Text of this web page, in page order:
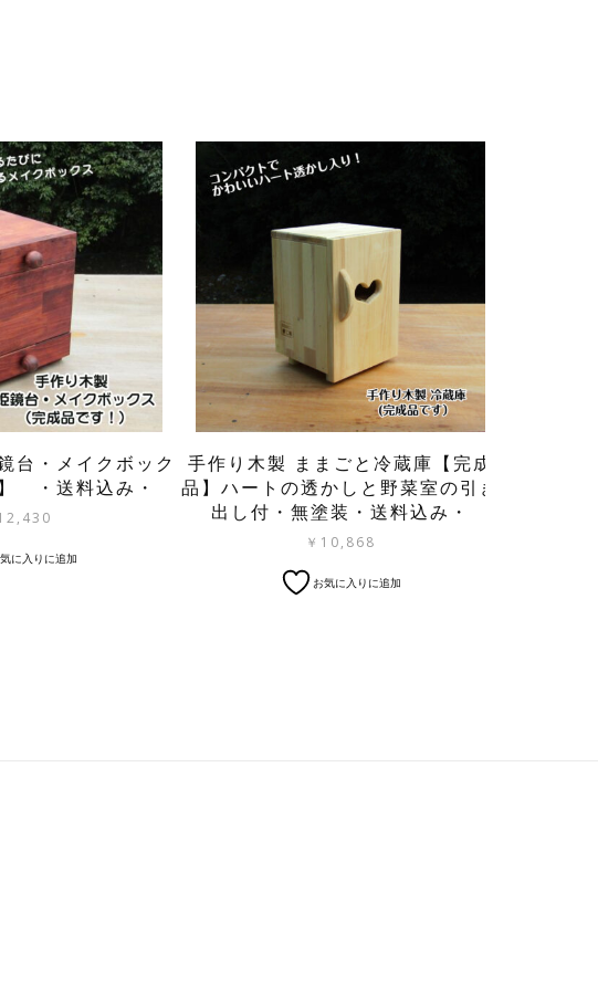
台・メイクボック
・送料込み・
に入りに追加
手作り木製 ままごと冷蔵庫【完成
品】ハートの透かしと野菜室の引き
出し付・無塗装・送料込み・
￥ 10,868
こ
お気に入りに追加